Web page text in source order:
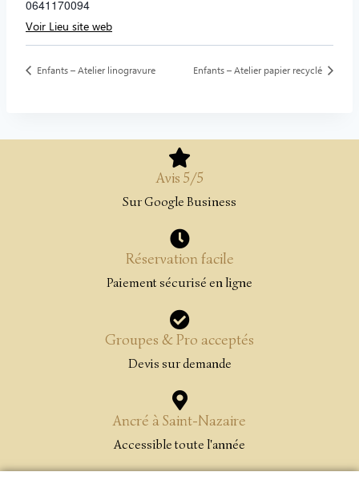
0641170094
Voir Lieu site web
Enfants – Atelier linogravure Enfants – Atelier papier recyclé
Avis 5/5
Sur Google Business
Réservation facile
Paiement sécurisé en ligne
Groupes & Pro acceptés
Devis sur demande
Ancré à Saint-Nazaire
Accessible toute l'année